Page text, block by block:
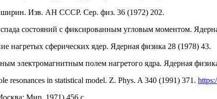
Изв. AН СССР. Сер. физ. 36 (1972) 202.
состояний с фиксированным угловым моментом.
нагретых сферических ядер. Ядерная физика 28 (1978) 43.
электромагнитным полем нагретого ядра. Ядерная
resonances in statistical model. Z. Phys. A 340 (1991) 371.
Мир, 1971) 456 с.